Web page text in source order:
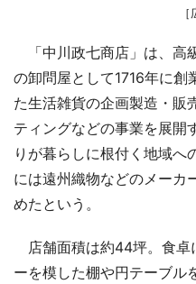
「中川政七商店」は、高
の卸問屋として1716年に創
た生活雑貨の企画製造・販
ティングなどの事業を展開
りが暮らしに根付く地域へ
には遠州織物などのメーカ
めたという。
店舗面積は約44坪。食卓
ーを模した棚や円テーブル